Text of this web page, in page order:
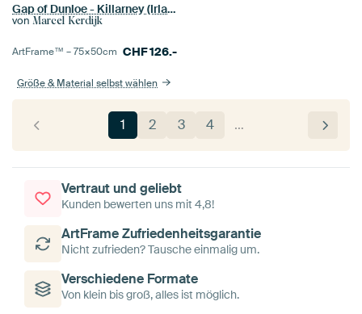
Gap of Dunloe - Killarney (Irland)
von Marcel Kerdijk
ArtFrame™ –75×50cm CHF126.-
Größe & Material selbst wählen
1 2 3 4 …
Vertraut und geliebt
Kunden bewerten uns mit 4,8!
ArtFrame Zufriedenheitsgarantie
Nicht zufrieden? Tausche einmalig um.
Verschiedene Formate
Von klein bis groß, alles ist möglich.